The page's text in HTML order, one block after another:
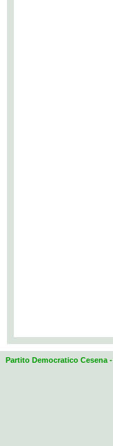
Partito Democratico Cesena -